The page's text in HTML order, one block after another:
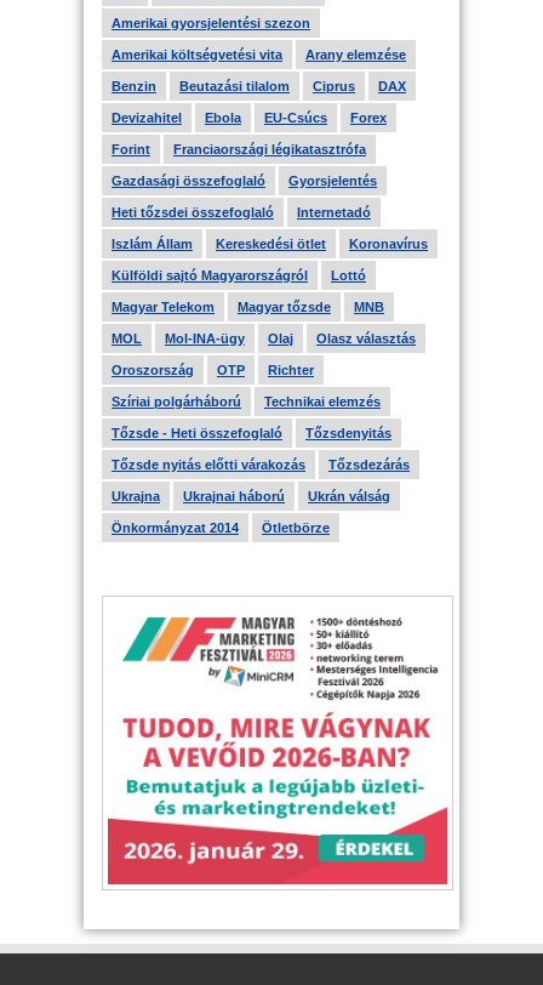
Amerikai gyorsjelentési szezon
Amerikai költségvetési vita Arany elemzése
Benzin Beutazási tilalom Ciprus DAX
Devizahitel Ebola EU-Csúcs Forex
Forint Franciaországi légikatasztrófa
Gazdasági összefoglaló Gyorsjelentés
Heti tőzsdei összefoglaló Internetadó
Iszlám Állam Kereskedési ötlet Koronavírus
Külföldi sajtó Magyarországról Lottó
Magyar Telekom Magyar tőzsde MNB
MOL Mol-INA-ügy Olaj Olasz választás
Oroszország OTP Richter
Szíriai polgárháború Technikai elemzés
Tőzsde - Heti összefoglaló Tőzsdenyitás
Tőzsde nyitás előtti várakozás Tőzsdezárás
Ukrajna Ukrajnai háború Ukrán válság
Önkormányzat 2014 Ötletbörze